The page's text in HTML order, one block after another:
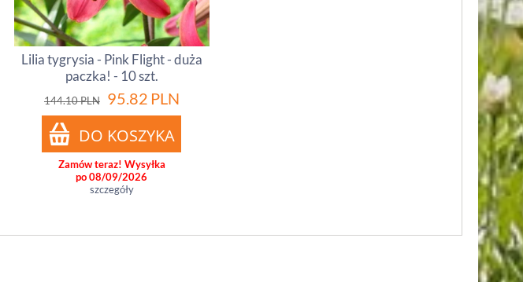
Lilia tygrysia - Pink Flight - duża
paczka! - 10 szt.
144.10PLN 95.82 PLN
Zamów teraz! Wysyłka
po 08/09/2026
szczegóły